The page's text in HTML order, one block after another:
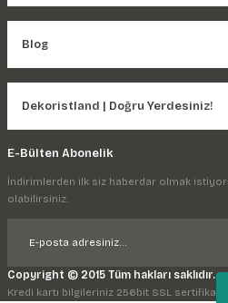
Blog
Dekoristland | Doğru Yerdesiniz!
E-Bülten Abonelik
İndirimlerden ilk siz haberdar olmak
olabilirsiniz.
Copyright © 2015 Tüm hakları saklıdır.
Kredi kartı bilgileriniz 256bit SSL